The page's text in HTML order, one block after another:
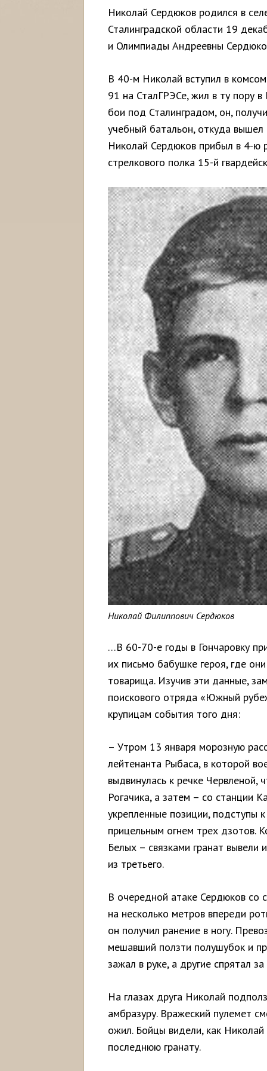
Николай Сердюков родился в
Сталинградской области 19
и Олимпиады Андреевны
В 40-м Николай вступил в
91 на СталГРЭСе, жил в ту пору в
бои под Сталинградом, он,
учебный батальон, откуда
Николай Сердюков прибыл в 4-ю
стрелкового полка 15-й
Николай Филиппович Сердюков
…В 60-70-е годы в Гончаровку
их письмо бабушке героя, где
товарища. Изучив эти данные,
поискового отряда «Южный
крупицам события того дня:
– Утром 13 января морозную
лейтенанта Рыбаса, в которой
выдвинулась к речке Червленой,
Рогачика, а затем – со станции
укрепленные позиции, подступы
прицельным огнем трех дзотов.
Белых – связками гранат
из третьего.
В очередной атаке Сердюков со
на несколько метров впереди
он получил ранение в ногу.
мешавший ползти полушубок и
зажал в руке, а другие спрятал за
На глазах друга Николай
амбразуру. Вражеский пулемет
ожил. Бойцы видели, как
последнюю гранату.